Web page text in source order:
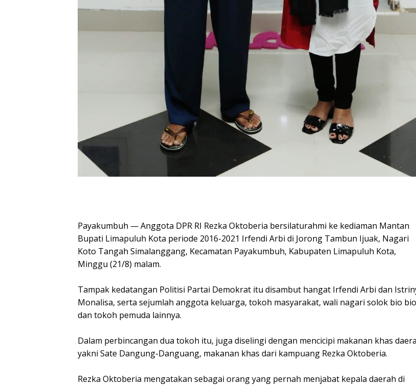
Payakumbuh — Anggota DPR RI Rezka Oktoberia bersilaturahmi ke kediaman Mantan
Bupati Limapuluh Kota periode 2016-2021 Irfendi Arbi di Jorong Tambun Ijuak, Nagari
Koto Tangah Simalanggang, Kecamatan Payakumbuh, Kabupaten Limapuluh Kota,
Minggu (21/8) malam.
Tampak kedatangan Politisi Partai Demokrat itu disambut hangat Irfendi Arbi dan
Monalisa, serta sejumlah anggota keluarga, tokoh masyarakat, wali nagari solok bio bio
dan tokoh pemuda lainnya.
Dalam perbincangan dua tokoh itu, juga diselingi dengan mencicipi makanan khas
yakni Sate Dangung-Danguang, makanan khas dari kampuang Rezka Oktoberia.
Rezka Oktoberia mengatakan sebagai orang yang pernah menjabat kepala daerah di